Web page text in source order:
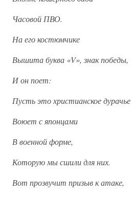
Часовой ПВО.
На его костюмчике
Вышита буква «V», знак победы,
И он поет:
Пусть это христианское дурачье
Воюет с японцами
В военной форме,
Которую мы сшили для них.
Вот прозвучит призыв к атаке,